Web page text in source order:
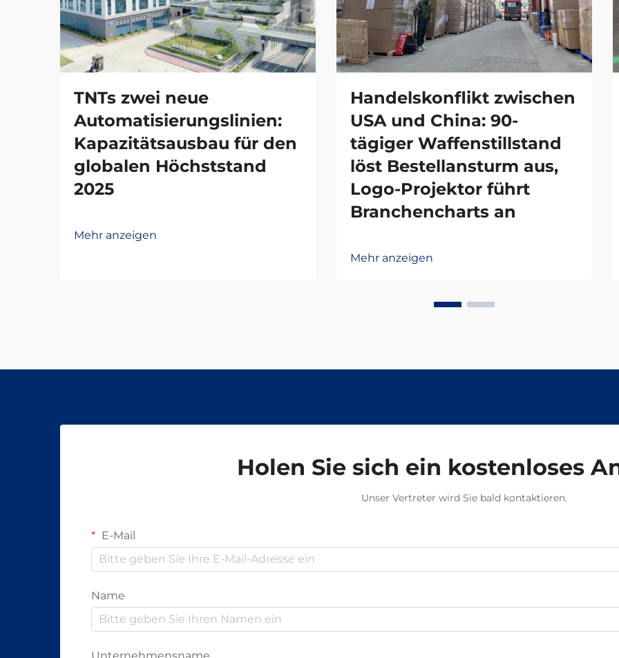
TNTs zwei neue
Automatisierungslinien:
Kapazitätsausbau für den
globalen Höchststand
2025
Mehr anzeigen
Handelskonflikt zwischen
USA und China: 90-
tägiger Waffenstillstand
löst Bestellansturm aus,
Logo-Projektor führt
Branchencharts an
Mehr anzeigen
Holen Sie sich ein kostenloses
Unser Vertreter wird Sie bald kontaktieren.
E-Mail
Name
Unternehmensname